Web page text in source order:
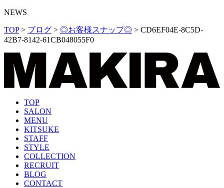
NEWS
TOP> ブログ > ◎お客様スナップ◎ > CD6EF04E-8C5D-
42B7-8142-61CB048055F0
TOP
SALON
MENU
KITSUKE
STAFF
STYLE
COLLECTION
RECRUIT
BLOG
CONTACT